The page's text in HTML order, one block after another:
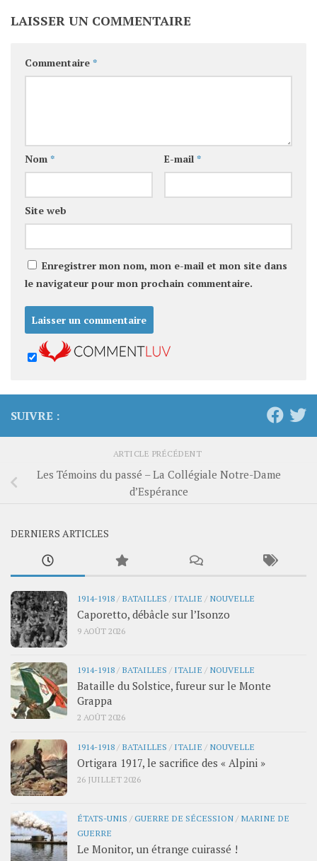
LAISSER UN COMMENTAIRE
Commentaire *
Nom * E-mail *
Site web
Enregistrer mon nom, mon e-mail et mon site dans
le navigateur pour mon prochain commentaire.
SUIVRE :
ARTICLE PRÉCÉDENT
Les Témoins du passé – La Collégiale Notre-Dame
d’Espérance
DERNIERS ARTICLES
1914-1918/ BATAILLES / ITALIE / NOUVELLE
Caporetto, débâcle sur l’Isonzo
9 AOÛT 2026
1914-1918/ BATAILLES / ITALIE / NOUVELLE
Bataille du Solstice, fureur sur le Monte
Grappa
2 AOÛT 2026
1914-1918/ BATAILLES / ITALIE / NOUVELLE
Ortigara 1917, le sacrifice des « Alpini »
26 JUILLET 2026
ÉTATS-UNIS /GUERRE DE SÉCESSION/ MARINE DE
GUERRE
Le Monitor, un étrange cuirassé !